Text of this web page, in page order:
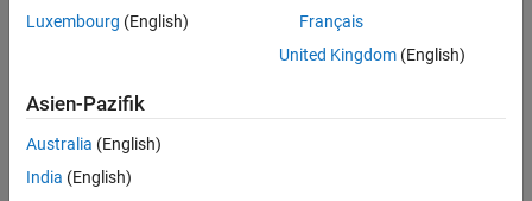
Version History
How useful was this information?
Luxembourg (English)
Français
United Kingdom(English)
Asien-Pazifik
Australia (English)
India (English)